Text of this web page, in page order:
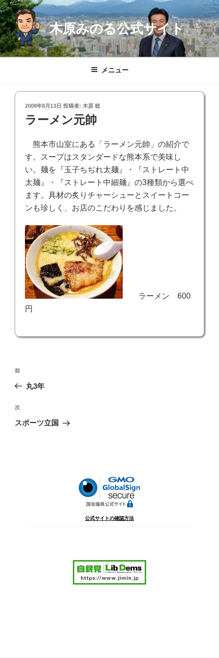
コ
ン
テ
ン
ツ
木原みのる公式サイト
メニュー
投
稿
日:
2008年8月13日 投稿者: 木原 稔
ラーメン元帥
熊本市山室にある「ラーメン元帥」の紹介で
す。スープはスタンダードな熊本系で美味し
い。麺を『玉子ちぢれ太麺』・『ストレート中
太麺』・『ストレート中細麺』の3種類から選べ
ます。具材の炙りチャーシューとスイートコー
ンも珍しく、お店のこだわりを感じました。
ラーメン 600
円
投
ビ
ゲ
前
の
稿
前
丸3年
次
の
次
スポーツ立国
公式サイトの確認方法